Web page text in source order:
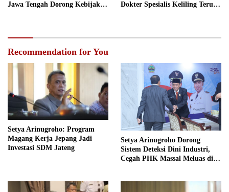
Jawa Tengah Dorong Kebijakan
Dokter Spesialis Keliling Terus
Recommendation for You
Setya Arinugroho: Program
Magang Kerja Jepang Jadi
Investasi SDM Jateng
Setya Arinugroho Dorong
Sistem Deteksi Dini Industri,
Cegah PHK Massal Meluas di